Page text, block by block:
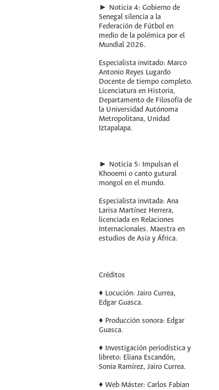
► Noticia 4: Gobierno de
Senegal silencia a la
Federación de Fútbol en
medio de la polémica por el
Mundial 2026.
Especialista invitado: Marco
Antonio Reyes Lugardo
Docente de tiempo completo.
Licenciatura en Historia,
Departamento de Filosofía de
la Universidad Autónoma
Metropolitana, Unidad
Iztapalapa.
► Noticia 5: Impulsan el
Khooemi o canto gutural
mongol en el mundo.
Especialista invitada: Ana
Larisa Martínez Herrera,
licenciada en Relaciones
Internacionales. Maestra en
estudios de Asia y África.
Créditos
♦ Locución: Jairo Currea,
Edgar Guasca.
♦ Producción sonora: Edgar
Guasca.
♦ Investigación periodística y
libreto: Eliana Escandón,
Sonia Ramírez, Jairo Currea.
♦ Web Máster: Carlos Fabian